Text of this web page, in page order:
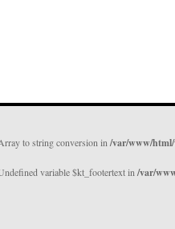
to string conversion in /var/www/
variable $kt_footertext in /var/